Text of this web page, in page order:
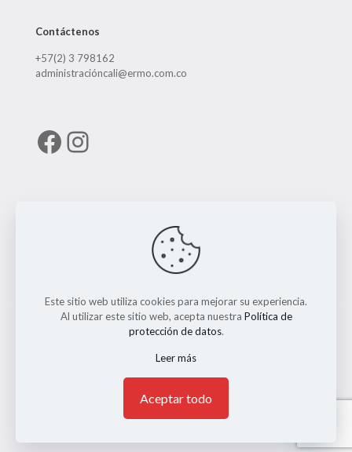
Contáctenos
+57(2) 3 798162
administracióncali@ermo.com.co
Facebook
Instagram
© 2026 ERMO MOTO REPUESTOS. Todos los Derechos
Reservados. || Implementado porAndrés Escobar
Este sitio web utiliza cookies para mejorar su experiencia.
Al utilizar este sitio web, acepta nuestra Política de
protección de datos.
Leer más
Aceptar todo